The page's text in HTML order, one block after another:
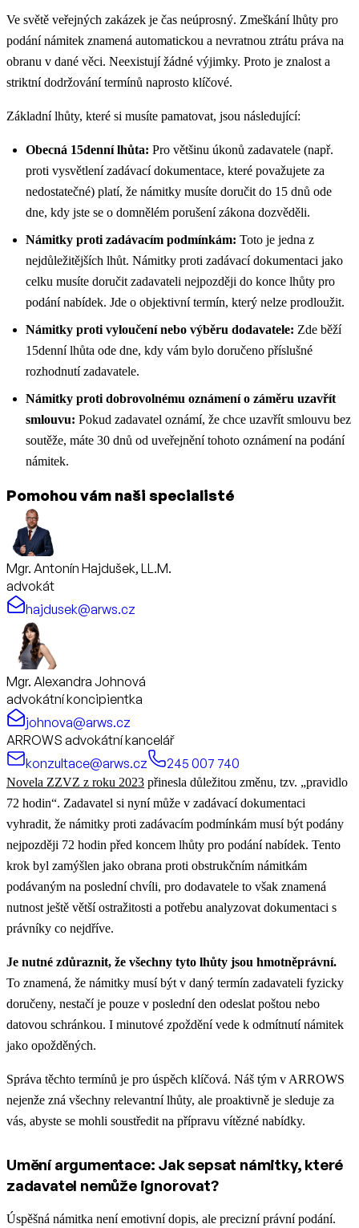
Ve světě veřejných zakázek je čas neúprosný. Zmeškání lhůty pro
podání námitek znamená automatickou a nevratnou ztrátu práva na
obranu v dané věci. Neexistují žádné výjimky. Proto je znalost a
striktní dodržování termínů naprosto klíčové.
Základní lhůty, které si musíte pamatovat, jsou následující:
Obecná 15denní lhůta: Pro většinu úkonů zadavatele (např.
proti vysvětlení zadávací dokumentace, které považujete za
nedostatečné) platí, že námitky musíte doručit do 15 dnů ode
dne, kdy jste se o domnělém porušení zákona dozvěděli.
Námitky proti zadávacím podmínkám: Toto je jedna z
nejdůležitějších lhůt. Námitky proti zadávací dokumentaci jako
celku musíte doručit zadavateli nejpozději do konce lhůty pro
podání nabídek. Jde o objektivní termín, který nelze prodloužit.
Námitky proti vyloučení nebo výběru dodavatele: Zde běží
15denní lhůta ode dne, kdy vám bylo doručeno příslušné
rozhodnutí zadavatele.
Námitky proti dobrovolnému oznámení o záměru uzavřít
smlouvu: Pokud zadavatel oznámí, že chce uzavřít smlouvu bez
soutěže, máte 30 dnů od uveřejnění tohoto oznámení na podání
námitek.
Pomohou vám naši specialisté
Mgr. Antonín Hajdušek, LL.M.
advokát
hajdusek@arws.cz
Mgr. Alexandra Johnová
advokátní koncipientka
johnova@arws.cz
ARROWS advokátní kancelář
konzultace@arws.cz
245 007 740
Novela ZZVZ z roku 2023 přinesla důležitou změnu, tzv. „pravidlo
72 hodin“. Zadavatel si nyní může v zadávací dokumentaci
vyhradit, že námitky proti zadávacím podmínkám musí být podány
nejpozději 72 hodin před koncem lhůty pro podání nabídek. Tento
krok byl zamýšlen jako obrana proti obstrukčním námitkám
podávaným na poslední chvíli, pro dodavatele to však znamená
nutnost ještě větší ostražitosti a potřebu analyzovat dokumentaci s
právníky co nejdříve.
Je nutné zdůraznit, že všechny tyto lhůty jsou hmotněprávní.
To znamená, že námitky musí být v daný termín zadavateli fyzicky
doručeny, nestačí je pouze v poslední den odeslat poštou nebo
datovou schránkou. I minutové zpoždění vede k odmítnutí námitek
jako opožděných.
Správa těchto termínů je pro úspěch klíčová. Náš tým v ARROWS
nejenže zná všechny relevantní lhůty, ale proaktivně je sleduje za
vás, abyste se mohli soustředit na přípravu vítězné nabídky.
Umění argumentace: Jak sepsat námitky, které
zadavatel nemůže ignorovat?
Úspěšná námitka není emotivní dopis, ale precizní právní podání.